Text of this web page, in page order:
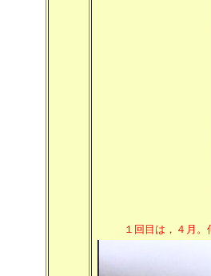
１回目は，４月。